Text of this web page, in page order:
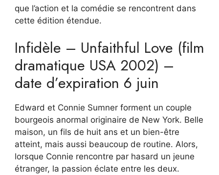
que l’action et la comédie se rencontrent dans
cette édition étendue.
Infidèle – Unfaithful Love (film
dramatique USA 2002) –
date d’expiration 6 juin
Edward et Connie Sumner forment un couple
bourgeois anormal originaire de New York. Belle
maison, un fils de huit ans et un bien-être
atteint, mais aussi beaucoup de routine. Alors,
lorsque Connie rencontre par hasard un jeune
étranger, la passion éclate entre les deux.